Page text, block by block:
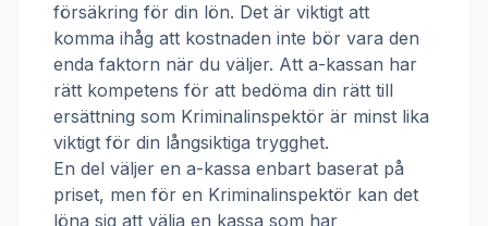
försäkring för din lön. Det är viktigt att
komma ihåg att kostnaden inte bör vara den
enda faktorn när du väljer. Att a-kassan har
rätt kompetens för att bedöma din rätt till
ersättning som Kriminalinspektör är minst lika
viktigt för din långsiktiga trygghet.
En del väljer en a-kassa enbart baserat på
priset, men för en Kriminalinspektör kan det
löna sig att välja en kassa som har